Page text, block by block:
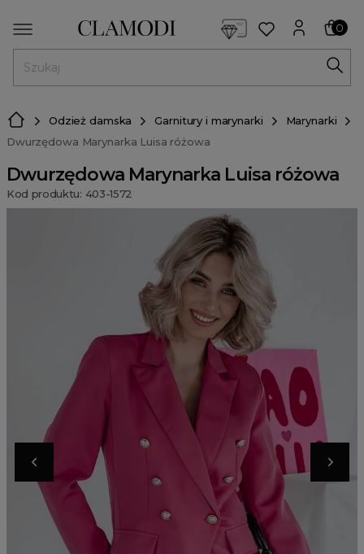
0
Odzież damska Garnitury i marynarki
Marynarki
Dwurzędowa Marynarka Luisa różowa
Dwurzędowa Marynarka Luisa różowa
Kod produktu: 403-1572